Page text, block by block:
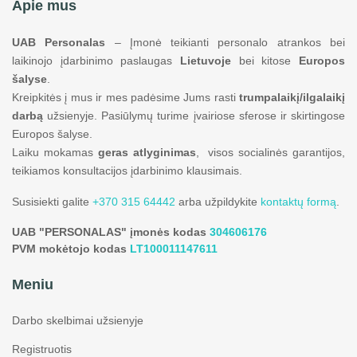
Apie mus
UAB Personalas – Įmonė teikianti personalo atrankos bei
laikinojo įdarbinimo paslaugas Lietuvoje bei kitose Europos
šalyse
Kreipkitės į mus ir mes padėsime Jums rasti trumpalaikį/ilgalaikį
darbą užsienyje. Pasiūlymų turime įvairiose sferose ir skirtingose
Europos šalyse.
Laiku mokamas geras atlyginimas , visos socialinės garantijos,
teikiamos konsultacijos įdarbinimo klausimais.
Susisiekti galite +370 315 64442 arba užpildykite kontaktų formą
UAB "PERSONALAS" įmonės kodas 304606176
PVM mokėtojo kodas LT100011147611
Meniu
Darbo skelbimai užsienyje
Registruotis